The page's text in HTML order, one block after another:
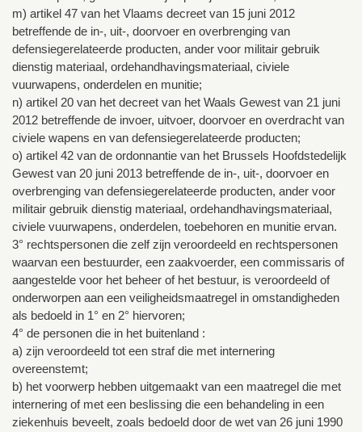
m) artikel 47 van het Vlaams decreet van 15 juni 2012
betreffende de in-, uit-, doorvoer en overbrenging van
defensiegerelateerde producten, ander voor militair gebruik
dienstig materiaal, ordehandhavingsmateriaal, civiele
vuurwapens, onderdelen en munitie;
n) artikel 20 van het decreet van het Waals Gewest van 21 juni
2012 betreffende de invoer, uitvoer, doorvoer en overdracht van
civiele wapens en van defensiegerelateerde producten;
o) artikel 42 van de ordonnantie van het Brussels Hoofdstedelijk
Gewest van 20 juni 2013 betreffende de in-, uit-, doorvoer en
overbrenging van defensiegerelateerde producten, ander voor
militair gebruik dienstig materiaal, ordehandhavingsmateriaal,
civiele vuurwapens, onderdelen, toebehoren en munitie ervan.
3° rechtspersonen die zelf zijn veroordeeld en rechtspersonen
waarvan een bestuurder, een zaakvoerder, een commissaris of
aangestelde voor het beheer of het bestuur, is veroordeeld of
onderworpen aan een veiligheidsmaatregel in omstandigheden
als bedoeld in 1° en 2° hiervoren;
4° de personen die in het buitenland :
a) zijn veroordeeld tot een straf die met internering
overeenstemt;
b) het voorwerp hebben uitgemaakt van een maatregel die met
internering of met een beslissing die een behandeling in een
ziekenhuis beveelt, zoals bedoeld door de wet van 26 juni 1990